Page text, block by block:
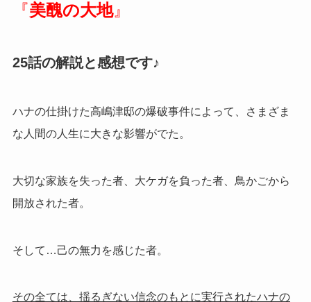
『美醜の大地』
25話の解説と感想です♪
ハナの仕掛けた高嶋津邸の爆破事件によって、さまざま
な人間の人生に大きな影響がでた。
大切な家族を失った者、大ケガを負った者、鳥かごから
開放された者。
そして…己の無力を感じた者。
その全ては、揺るぎない信念のもとに実行されたハナの